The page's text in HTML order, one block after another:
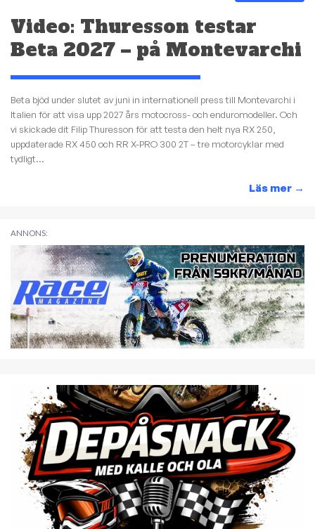
Video: Thuresson testar
Beta 2027 – på Montevarchi
Beta bjöd under slutet av juni in internationell press till Montevarchi i
Italien för att visa upp 2027 års motocross- och enduromodeller. Och
vi skickade dit Filip Thuresson för att testa den helt nya RX 250,
uppdaterade RX 450 och RR X-PRO 300 2T – tre motorcyklar med
tydligt...
Läs mer →
ANNONS: